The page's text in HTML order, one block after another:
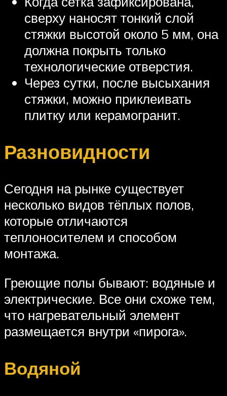
сверху наносят тонкий слой
стяжки высотой около 5 мм, она
должна покрыть только
технологические отверстия.
Через сутки, после высыхания
стяжки, можно приклеивать
плитку или керамогранит.
Разновидности
Сегодня на рынке существует
несколько видов тёплых полов,
которые отличаются
теплоносителем и способом
монтажа.
Греющие полы бывают: водяные и
электрические. Все они схоже тем,
что нагревательный элемент
размещается внутри «пирога».
Водяной